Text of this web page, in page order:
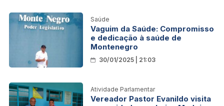
Saúde
Vaguim da Saúde: Compromisso
e dedicação à saúde de
Montenegro
30/01/2025 | 21:03
Atividade Parlamentar
Vereador Pastor Evanildo visita